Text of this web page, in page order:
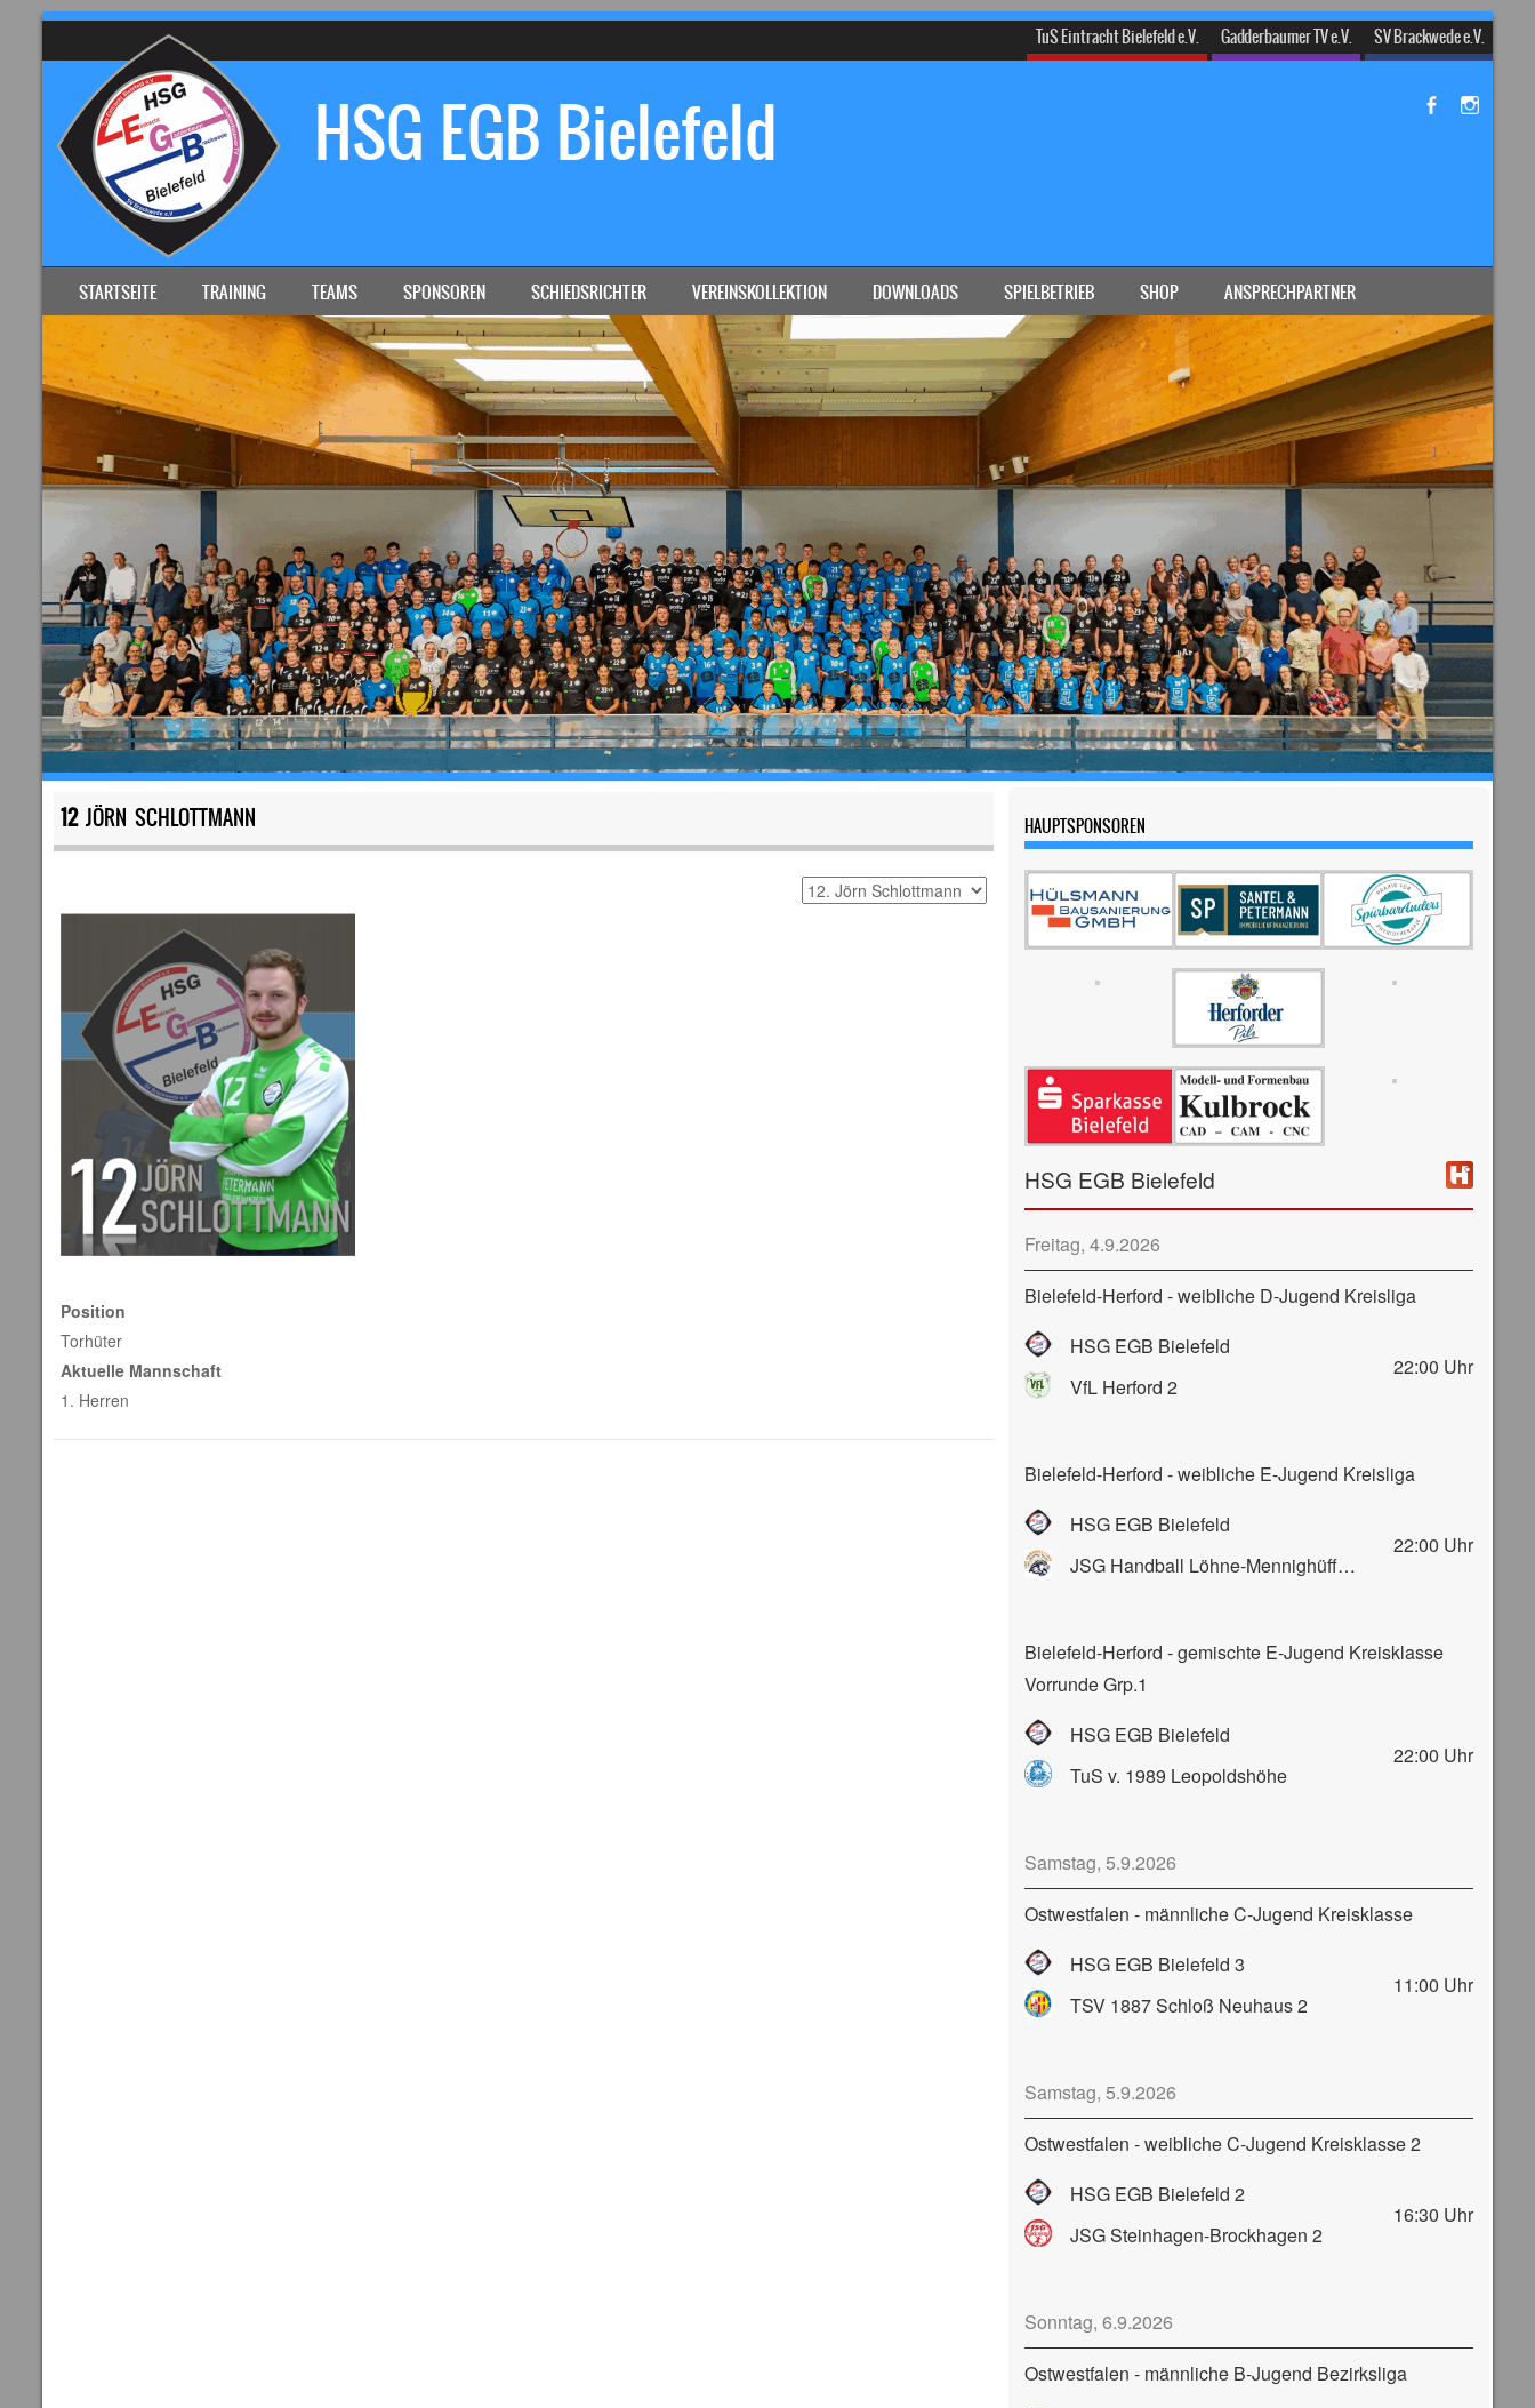
TuS Eintracht Bielefeld e.V. Gadderbaumer TV e.V. SV Brackwede e.V.
HSG EGB Bielefeld
MENU
SKIP TO CONTENT
STARTSEITE TRAINING TEAMS SPONSOREN SCHIEDSRICHTER VEREINSKOLLEKTION DOWNLOADS SPIELBETRIEB SHOP ANSPRECHPARTNER
12JÖRN SCHLOTTMANN
Position
Torhüter
Aktuelle Mannschaft
1. Herren
HAUPTSPONSOREN
HSG EGB Bielefeld
Freitag, 4.9.2026
Bielefeld-Herford - weibliche D-Jugend Kreisliga
HSG EGB Bielefeld
VfL Herford 2
22:00 Uhr
Bielefeld-Herford - weibliche E-Jugend Kreisliga
HSG EGB Bielefeld
JSG Handball Löhne-Mennighüffen-Obernbeck
22:00 Uhr
Bielefeld-Herford - gemischte E-Jugend Kreisklasse
Vorrunde Grp.1
HSG EGB Bielefeld
TuS v. 1989 Leopoldshöhe
22:00 Uhr
Samstag, 5.9.2026
Ostwestfalen - männliche C-Jugend Kreisklasse
HSG EGB Bielefeld 3
TSV 1887 Schloß Neuhaus 2
11:00 Uhr
Samstag, 5.9.2026
Ostwestfalen - weibliche C-Jugend Kreisklasse 2
HSG EGB Bielefeld 2
JSG Steinhagen-Brockhagen 2
16:30 Uhr
Sonntag, 6.9.2026
Ostwestfalen - männliche B-Jugend Bezirksliga